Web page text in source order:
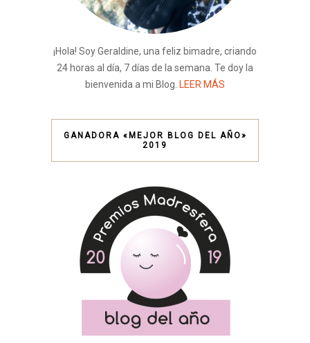
¡Hola! Soy Geraldine, una feliz bimadre, criando
24 horas al día, 7 días de la semana. Te doy la
bienvenida a mi Blog. LEER MÁS
GANADORA «MEJOR BLOG DEL AÑO»
2019